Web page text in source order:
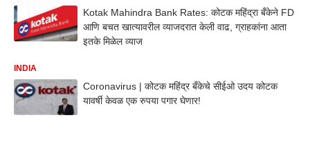
Kotak Mahindra Bank Rates: कोटक महिंद्रा बँकेने FD
आणि बचत खात्यावरील व्याजदरात केली वाढ, ग्राहकांना आता
इतके मिळेल व्याज
INDIA
Coronavirus | कोटक महिंद्र बँकेचे सीईओ उदय कोटक
यावर्षी केवळ एक रुपया पगार घेणार!